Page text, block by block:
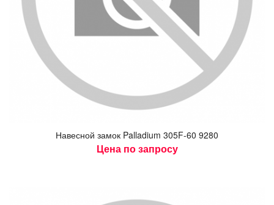
На­вес­ной за­мок Palladium 305F-60 9280
Цена по запросу